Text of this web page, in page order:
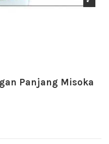
Panjang Misoka